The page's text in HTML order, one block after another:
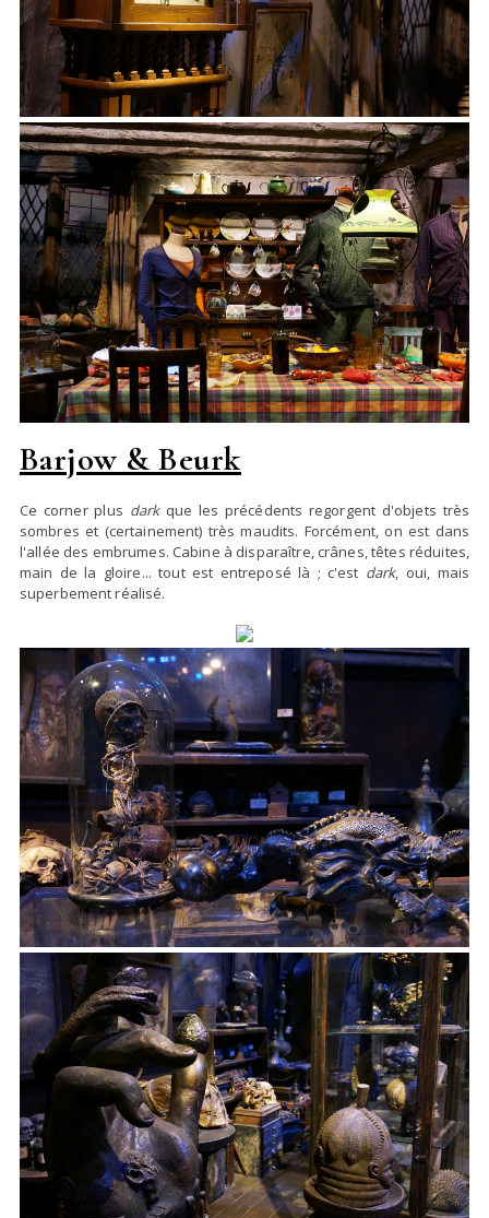
Barjow & Beurk
Ce corner plus darkque les précédents regorgent d'objets très
sombres et (certainement) très maudits. Forcément, on est dans
l'allée des embrumes. Cabine à disparaître, crânes, têtes réduites,
main de la gloire... tout est entreposé là ; c'est dark, oui, mais
superbement réalisé.